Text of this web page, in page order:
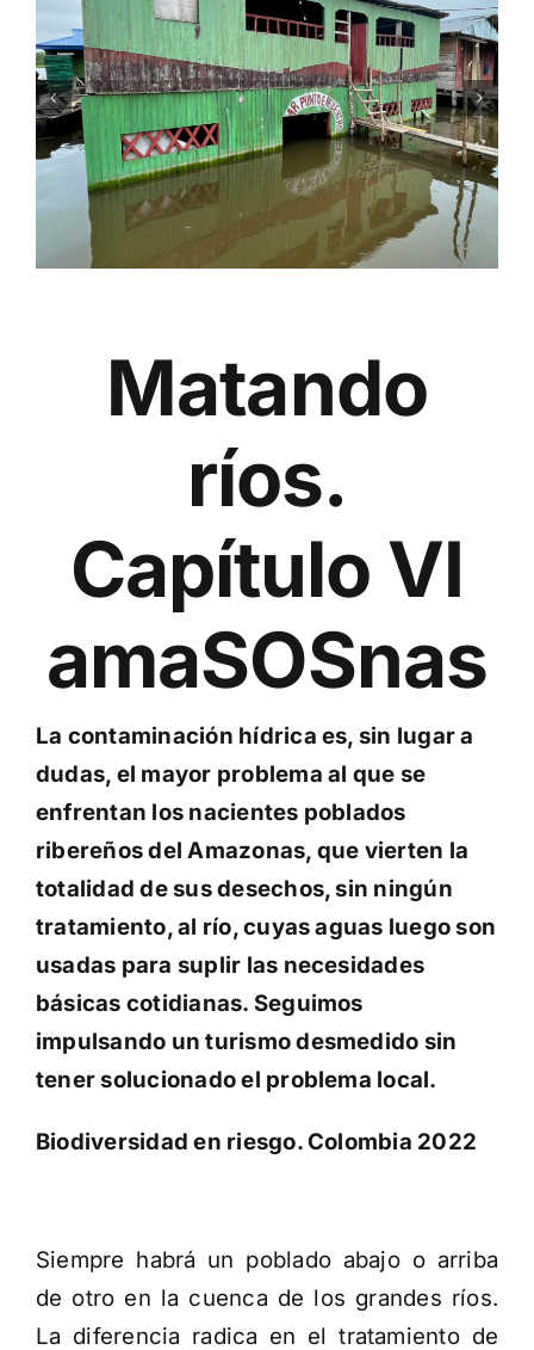
Matando
ríos.
Capítulo VI
amaSOSnas
La contaminación hídrica es, sin lugar a
dudas, el mayor problema al que se
enfrentan los nacientes poblados
ribereños del Amazonas, que vierten la
totalidad de sus desechos, sin ningún
tratamiento, al río, cuyas aguas luego son
usadas para suplir las necesidades
básicas cotidianas. Seguimos
impulsando un turismo desmedido sin
tener solucionado el problema local.
Biodiversidad en riesgo. Colombia 2022
Siempre habrá un poblado abajo o arriba
de otro en la cuenca de los grandes ríos.
La diferencia radica en el tratamiento de